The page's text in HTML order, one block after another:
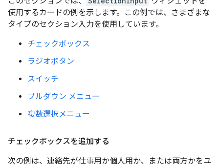
使用するカードの例を示します。この例では、さまざまな
タイプのセクション入力を使用しています。
チェックボックス
ラジオボタン
スイッチ
プルダウン メニュー
複数選択メニュー
チェックボックスを追加する
次の例は、連絡先が仕事用か個人用か、または両方かをユ